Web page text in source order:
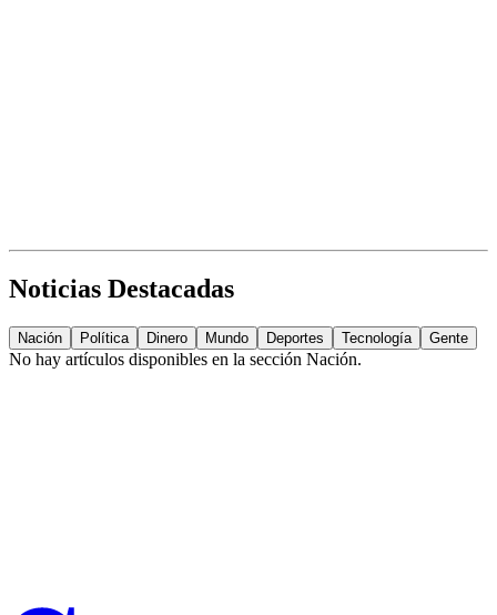
Noticias Destacadas
Nación Política Dinero Mundo Deportes Tecnología Gente
No hay artículos disponibles en la sección Nación.